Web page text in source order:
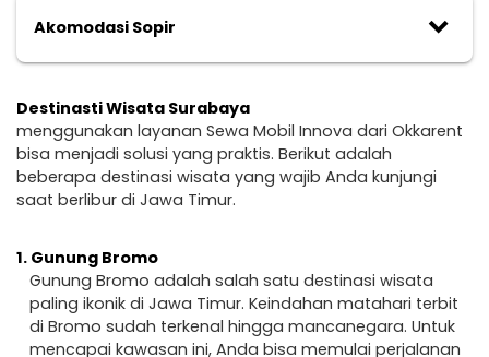
Akomodasi Sopir keyboard_arrow_down
Destinasti Wisata Surabaya
menggunakan layanan Sewa Mobil Innova dari Okkarent
bisa menjadi solusi yang praktis. Berikut adalah
beberapa destinasi wisata yang wajib Anda kunjungi
saat berlibur di Jawa Timur.
1. Gunung Bromo
Gunung Bromo adalah salah satu destinasi wisata
paling ikonik di Jawa Timur. Keindahan matahari terbit
di Bromo sudah terkenal hingga mancanegara. Untuk
mencapai kawasan ini, Anda bisa memulai perjalanan